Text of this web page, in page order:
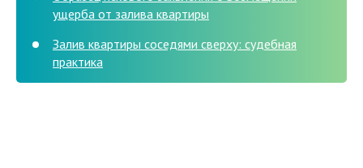
ущерба от залива квартиры
Залив квартиры соседями сверху: судебная
практика